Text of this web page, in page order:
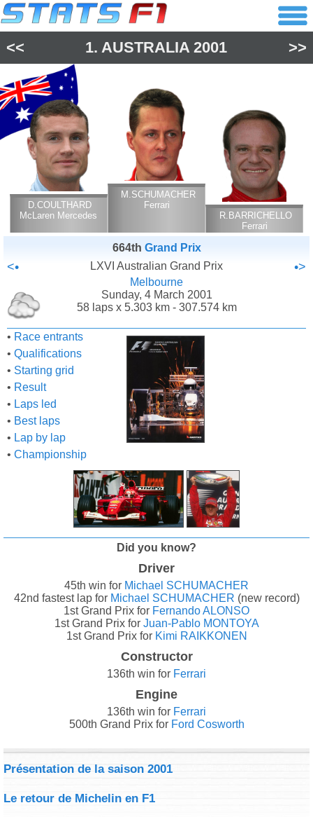
<< 1.AUSTRALIA 2001 >>
D.COULTHARD
McLaren Mercedes
M.SCHUMACHER
Ferrari
R.BARRICHELLO
Ferrari
664th Grand Prix
<• LXVI Australian Grand Prix •>
Melbourne
Sunday, 4 March 2001
58 laps x 5.303 km - 307.574 km
• Race entrants
• Qualifications
• Starting grid
• Result
• Laps led
• Best laps
• Lap by lap
• Championship
Did you know?
Driver
45th win for Michael SCHUMACHER
42nd fastest lap for Michael SCHUMACHER (new record)
1st Grand Prix for Fernando ALONSO
1st Grand Prix for Juan-Pablo MONTOYA
1st Grand Prix for Kimi RAIKKONEN
Constructor
136th win for Ferrari
Engine
136th win for Ferrari
500th Grand Prix for Ford Cosworth
Présentation de la saison 2001
Le retour de Michelin en F1